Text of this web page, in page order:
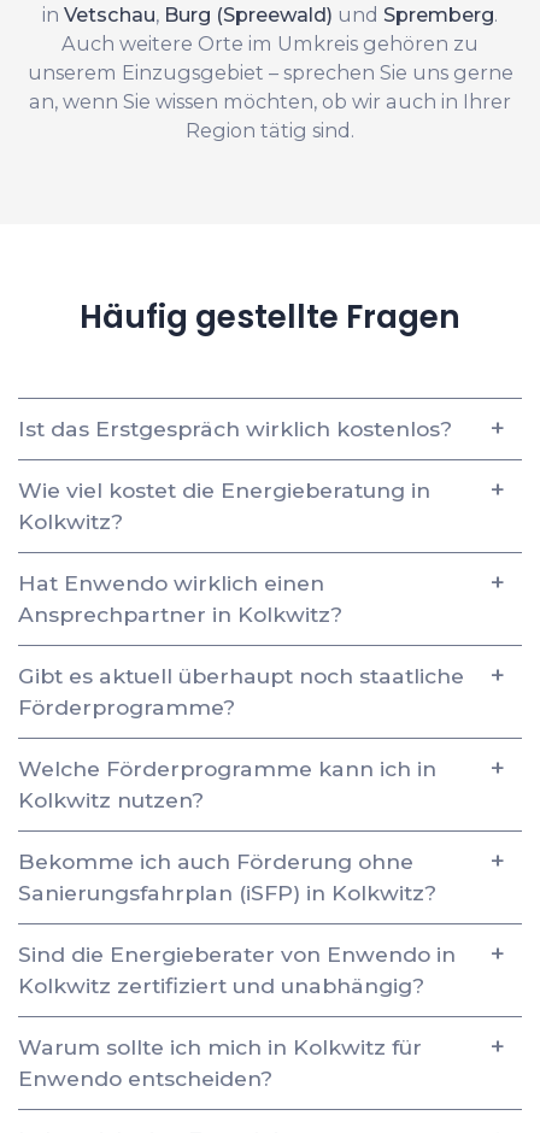
in Vetschau, Burg (Spreewald) und Spremberg.
Auch weitere Orte im Umkreis gehören zu
unserem Einzugsgebiet – sprechen Sie uns gerne
an, wenn Sie wissen möchten, ob wir auch in Ihrer
Region tätig sind.
Häufig gestellte Fragen
Ist das Erstgespräch wirklich kostenlos?
Wie viel kostet die Energieberatung in
Kolkwitz?
Hat Enwendo wirklich einen
Ansprechpartner in Kolkwitz?
Gibt es aktuell überhaupt noch staatliche
Förderprogramme?
Welche Förderprogramme kann ich in
Kolkwitz nutzen?
Bekomme ich auch Förderung ohne
Sanierungsfahrplan (iSFP) in Kolkwitz?
Sind die Energieberater von Enwendo in
Kolkwitz zertifiziert und unabhängig?
Warum sollte ich mich in Kolkwitz für
Enwendo entscheiden?